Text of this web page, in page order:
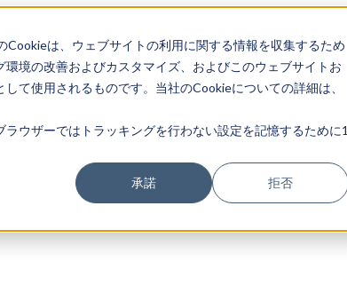
は、ウェブサイトの利用に関する情報を収集するため
境の改善およびカスタマイズ、およびこのウェブサイトお
て使用されるものです。当社のCookieについての詳細は、
ウザーではトラッキングを行わない設定を記憶するために1
承諾 拒否
グイン